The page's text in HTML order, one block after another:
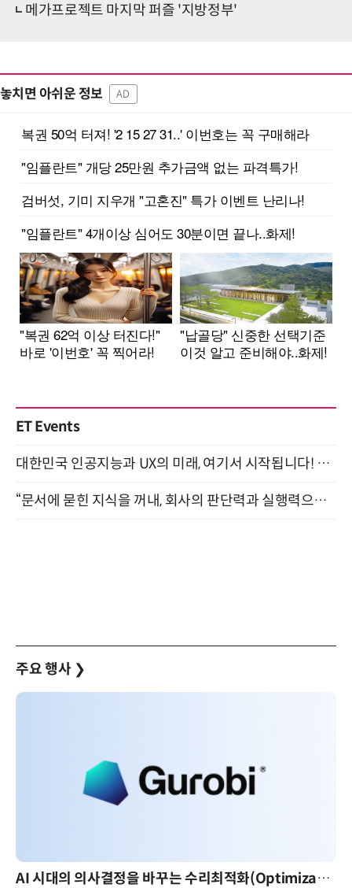
메가프로젝트 마지막 퍼즐 '지방정부'
놓치면 아쉬운 정보 AD
ET Events
대한민국 인공지능과 UX의 미래, 여기서 시작됩니다! UX Korea 2026 - Fall 9월 2일 개최
“문서에 묻힌 지식을 꺼내, 회사의 판단력과 실행력으로 바꾸다” (8/20)
주요 행사 ❯
AI 시대의 의사결정을 바꾸는 수리최적화(Optimization): 실제 산업 적용 사례와 활용 전략